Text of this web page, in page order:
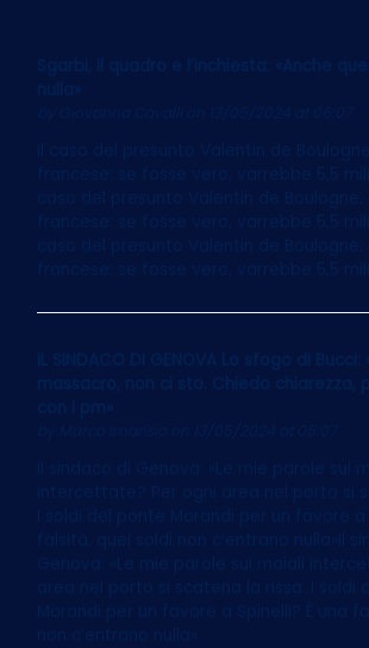
Sgarbi, il quadro e l’inchiesta: «Anche
nulla»
on 13/05/2024 at 06:07
Il caso del presunto Valentin de
francese: se fosse vero, varrebbe 5,5
caso del presunto Valentin de
francese: se fosse vero, varrebbe 5,5
caso del presunto Valentin de
francese: se fosse vero, varrebbe 5,5
IL SINDACO DI GENOVA Lo sfogo di Bucci:
massacro, non ci sto. Chiedo chiarezza,
con i pm»
Marco Imarisio on 13/05/2024 at 06:07
Il sindaco di Genova: «Le mie parole sui
intercettate? Per ogni area nel porto si
I soldi del ponte Morandi per un favore a
falsità, quei soldi non c’entrano nulla»Il
Genova: «Le mie parole sui maiali
area nel porto si scatena la rissa. I soldi
Morandi per un favore a Spinelli? È una
non c’entrano nulla»